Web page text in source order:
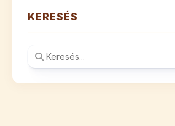
KERESÉS